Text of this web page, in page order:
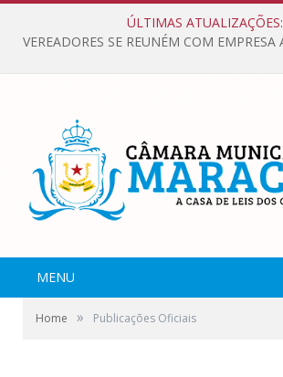
ÚLTIMAS ATUALIZAÇÕES:
MENU
Home » Publicações Oficiais